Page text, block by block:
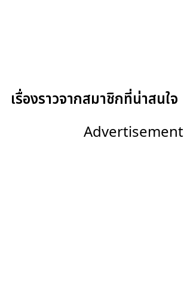
เรื่องราวจากสมาชิกที่น่าสนใจ
Advertisement